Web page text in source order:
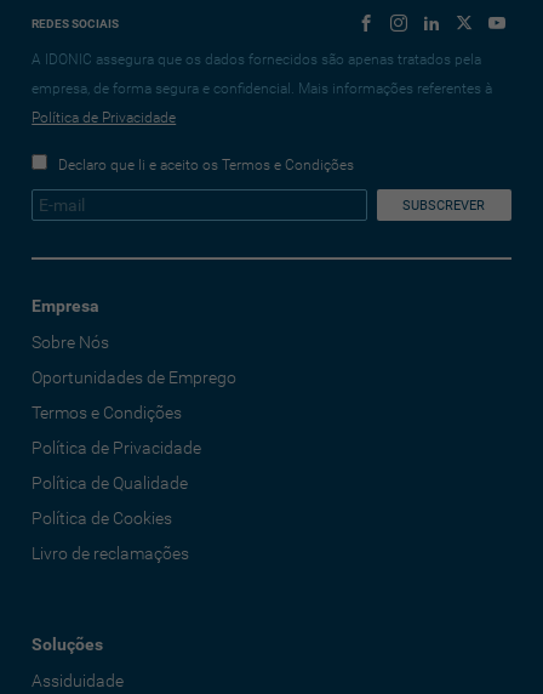
REDES SOCIAIS
A IDONIC assegura que os dados fornecidos são apenas tratados pela
empresa, de forma segura e confidencial. Mais informações referentes à
Política de Privacidade
Declaro que li e aceito os Termos e Condições
Empresa
Sobre Nós
Oportunidades de Emprego
Termos e Condições
Política de Privacidade
Política de Qualidade
Política de Cookies
Livro de reclamações
Soluções
Assiduidade